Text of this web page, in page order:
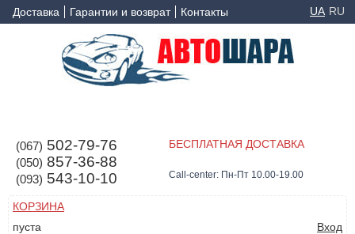
Доставка Гарантии и возврат Контакты UA RU
(067) 502-79-76
(050) 857-36-88
(093) 543-10-10
БЕСПЛАТНАЯ ДОСТАВКА
Call-center: Пн-Пт 10.00-19.00
КОРЗИНА
пуста
Вход